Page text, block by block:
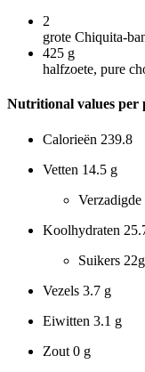
2
grote Chiquita-
425 g
halfzoete, pure
Nutritional values per
Calorieën 239.8
Vetten 14.5 g
Verzadigde
Koolhydraten
Suikers 22g
Vezels 3.7 g
Eiwitten 3.1 g
Zout 0 g